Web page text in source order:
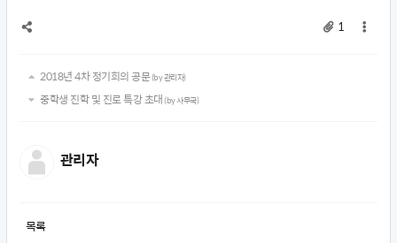
1
2018년 4차 정기회의 공문(by 관리자)
중학생 진학 및 진로 특강 초대 (by 사무국)
관리자
목록